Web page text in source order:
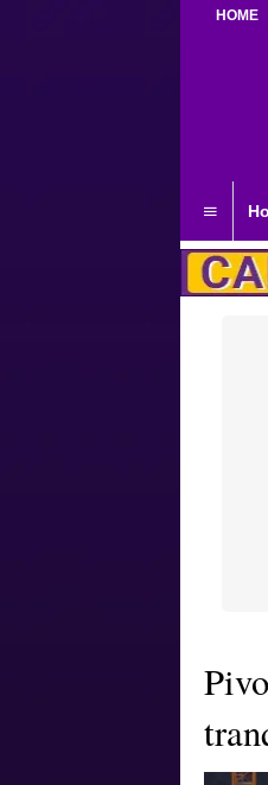
HOME